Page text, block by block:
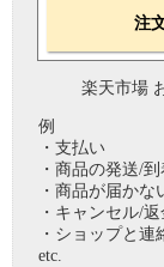
注
楽天市場
例
・支払い
・商品の発送/
・商品が届かな
・キャンセル/
・ショップと連
etc.